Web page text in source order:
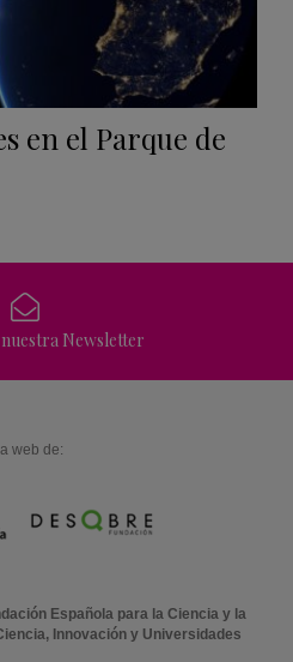
en el Parque de
Newsletter
web de:
Española para la Ciencia y la
Innovación y Universidades